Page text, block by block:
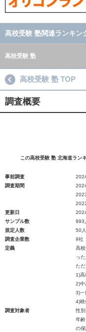
高校受験 塾関連ランキン
高校受験 塾
高校受験 塾 TOP
調査概要
この高校受験 塾 北海道ラン
事前調査
調査期間
更新日
サンプル数
993
規定人数
50
調査企業数
9社
定義
高
っ
た
1)
2)中
3)一
4)映
調査対象者
性別
年
の